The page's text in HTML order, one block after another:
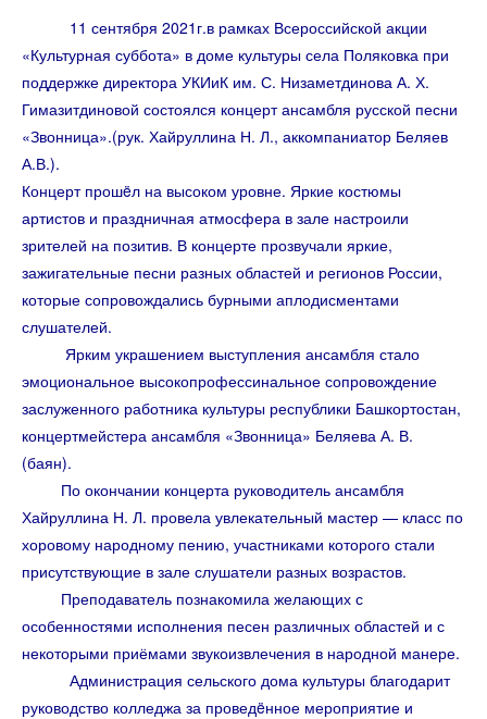
11 сентября 2021г.в рамках Всероссийской акции
«Культурная суббота» в доме культуры села Поляковка при
поддержке директора УКИиК​ им. С. Низаметдинова​ А. Х.
Гимазитдиновой состоялся концерт ансамбля русской песни
«Звонница».(рук. Хайруллина Н. Л., аккомпаниатор Беляев
А.В.).
Концерт прошëл на высоком уровне. Яркие​ костюмы
артистов и праздничная атмосфера в зале настроили
зрителей на позитив. В концерте прозвучали яркие,
зажигательные песни разных областей и регионов России,
которые сопровождались бурными аплодисментами
слушателей.
Ярким украшением выступления ансамбля стало
эмоциональное высокопрофессинальное сопровождение
заслуженного работника культуры республики Башкортостан,
концертмейстера ансамбля «Звонница» Беляева А. В.
(баян).
По окончании концерта​ руководитель ансамбля
Хайруллина Н. Л. провела увлекательный мастер — класс по
хоровому народному пению, участниками которого стали
присутствующие в зале слушатели разных возрастов.
Преподаватель познакомила желающих с
особенностями исполнения песен различных областей и с
некоторыми приёмами звукоизвлечения в народной манере.
Администрация сельского дома культуры благодарит
руководство колледжа за проведëнное мероприятие и